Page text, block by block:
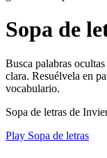
Sopa de
Busca palabras
clara. Resuélvela en
vocabulario.
Sopa de letras de
Play Sopa de letras